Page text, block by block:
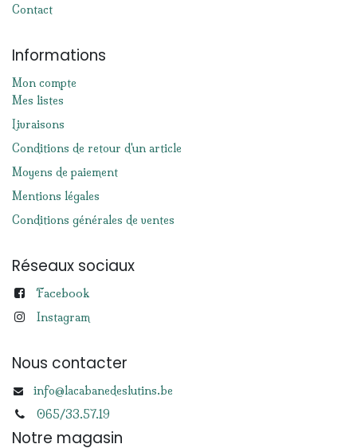
Contact
Informations
Mon compte
Mes listes
Livraisons
Conditions de retour d'un article
Moyens de paiement
Mentions légales
Conditions générales de ventes
Réseaux sociaux
Facebook
Instagram
Nous contacter
info@lacabanedeslutins.be
065/33.57.19
Notre magasin